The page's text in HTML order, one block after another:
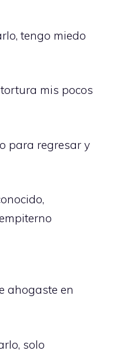
tengo miedo
mis pocos
para regresar y
ahogaste en
solo